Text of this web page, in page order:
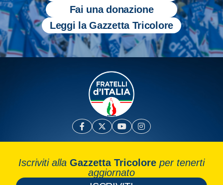
Fai una donazione
Leggi la Gazzetta Tricolore
Iscriviti alla Gazzetta Tricolore per tenerti
aggiornato